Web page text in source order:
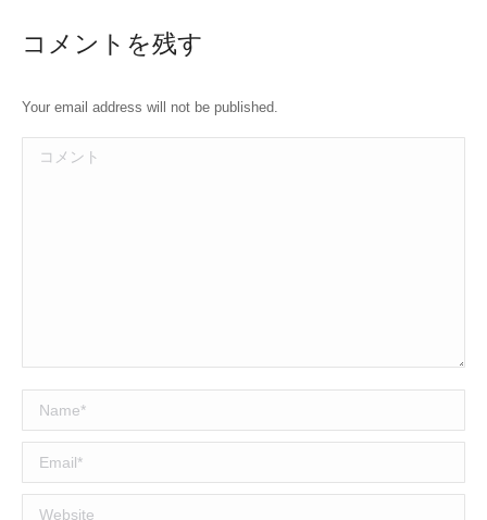
コメントを残す
Your email address will not be published.
コメント
Name *
Email *
Website